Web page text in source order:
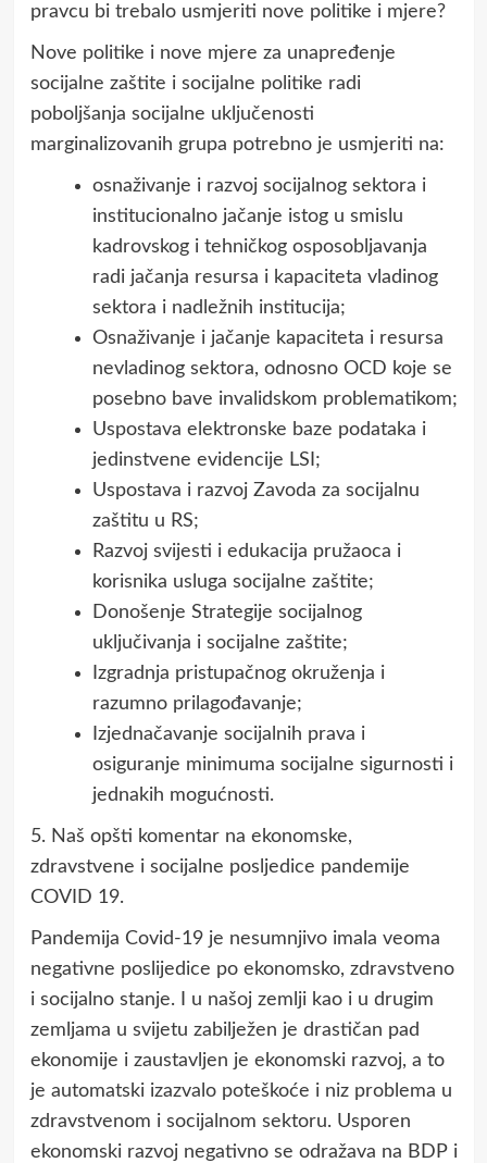
pravcu bi trebalo usmjeriti nove politike i mjere?
Nove politike i nove mjere za unapređenje
socijalne zaštite i socijalne politike radi
poboljšanja socijalne uključenosti
marginalizovanih grupa potrebno je usmjeriti na:
osnaživanje i razvoj socijalnog sektora i
institucionalno jačanje istog u smislu
kadrovskog i tehničkog osposobljavanja
radi jačanja resursa i kapaciteta vladinog
sektora i nadležnih institucija;
Osnaživanje i jačanje kapaciteta i resursa
nevladinog sektora, odnosno OCD koje se
posebno bave invalidskom problematikom;
Uspostava elektronske baze podataka i
jedinstvene evidencije LSI;
Uspostava i razvoj Zavoda za socijalnu
zaštitu u RS;
Razvoj svijesti i edukacija pružaoca i
korisnika usluga socijalne zaštite;
Donošenje Strategije socijalnog
uključivanja i socijalne zaštite;
Izgradnja pristupačnog okruženja i
razumno prilagođavanje;
Izjednačavanje socijalnih prava i
osiguranje minimuma socijalne sigurnosti i
jednakih mogućnosti.
5. Naš opšti komentar na ekonomske,
zdravstvene i socijalne posljedice pandemije
COVID 19.
Pandemija Covid-19 je nesumnjivo imala veoma
negativne poslijedice po ekonomsko, zdravstveno
i socijalno stanje. I u našoj zemlji kao i u drugim
zemljama u svijetu zabilježen je drastičan pad
ekonomije i zaustavljen je ekonomski razvoj, a to
je automatski izazvalo poteškoće i niz problema u
zdravstvenom i socijalnom sektoru. Usporen
ekonomski razvoj negativno se odražava na BDP i